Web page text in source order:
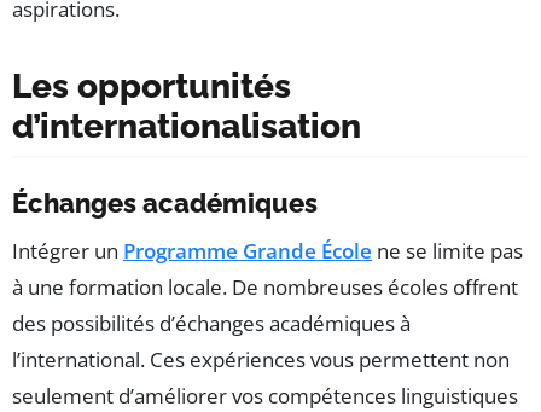
aspirations.
Les opportunités
d’internationalisation
Échanges académiques
Intégrer un Programme Grande École ne se limite pas
à une formation locale. De nombreuses écoles offrent
des possibilités d’échanges académiques à
l’international. Ces expériences vous permettent non
seulement d’améliorer vos compétences linguistiques